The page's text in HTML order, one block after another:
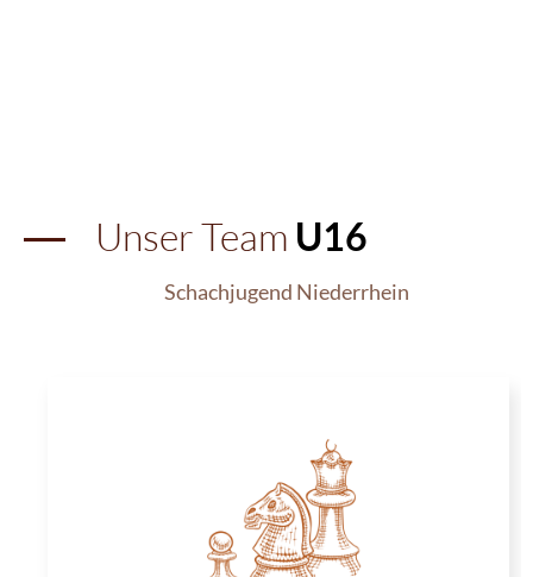
Unser Team U16
Schachjugend Niederrhein